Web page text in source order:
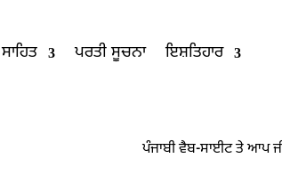
ਸਾਹਿਤ ਪਰਤੀ ਸੂਚਨਾ ਇਸ਼ਤਿਹਾਰ